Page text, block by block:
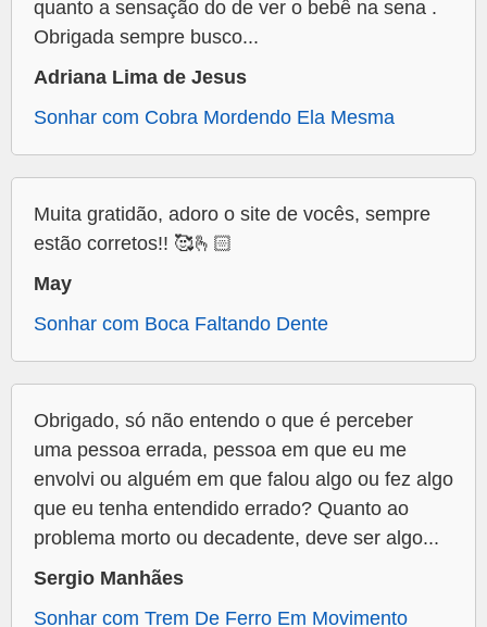
quanto a sensação do de ver o bebê na sena .
Obrigada sempre busco...
Adriana Lima de Jesus
Sonhar com Cobra Mordendo Ela Mesma
Muita gratidão, adoro o site de vocês, sempre
estão corretos!! 🥰🫰🏻
May
Sonhar com Boca Faltando Dente
Obrigado, só não entendo o que é perceber
uma pessoa errada, pessoa em que eu me
envolvi ou alguém em que falou algo ou fez algo
que eu tenha entendido errado? Quanto ao
problema morto ou decadente, deve ser algo...
Sergio Manhães
Sonhar com Trem De Ferro Em Movimento